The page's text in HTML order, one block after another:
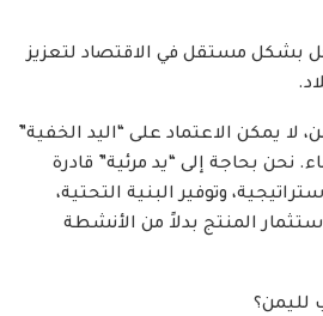
بشكل مستقل في الاقتصاد لتعزيز
لا يمكن الاعتماد على “اليد الخفية”
نحن بحاجة إلى “يد مرئية” قادرة
وتوفير البنية التحتية،
المنتج بدلاً من الأنشطة
لليمن؟